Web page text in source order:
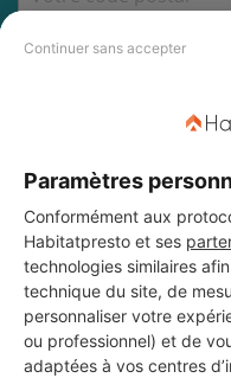
Continuer sans accepter
Paramètres
Conformément aux
Habitatpresto et ses
technologies similaires
technique du site, de
personnaliser votre
ou professionnel) et de
adaptées à vos centres